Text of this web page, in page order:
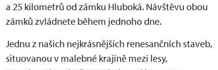
a 25 kilometrů od zámku Hluboká. Návštěvu obou
zámků zvládnete během jednoho dne.
Jednu z našich nejkrásnějších renesančních staveb,
situovanou v malebné krajině mezi lesy,